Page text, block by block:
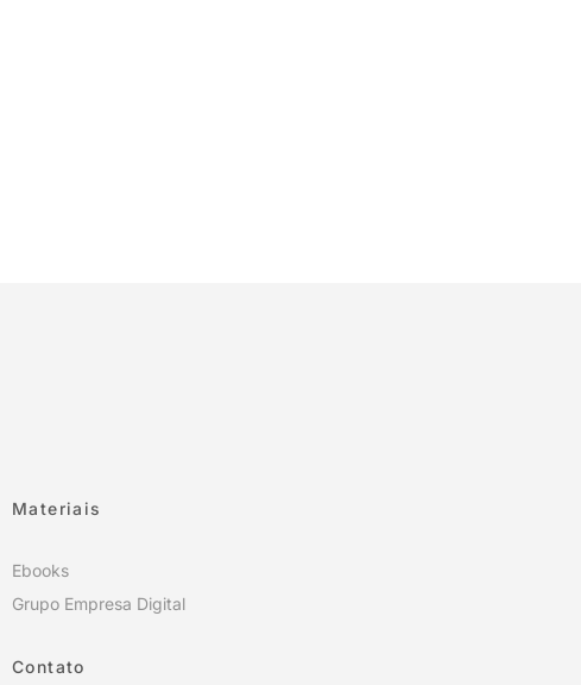
Materiais
Ebooks
Grupo Empresa Digital
Contato